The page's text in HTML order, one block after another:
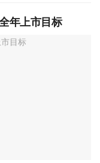
年上市目标